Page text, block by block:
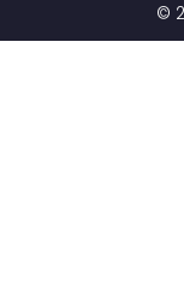
©